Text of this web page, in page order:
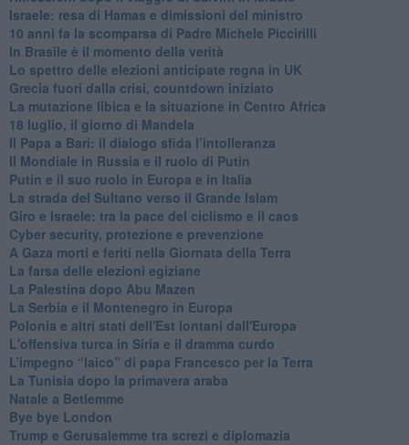
Israele: resa di Hamas e dimissioni del ministro
10 anni fa la scomparsa di Padre Michele Piccirilli
In Brasile è il momento della verità
Lo spettro delle elezioni anticipate regna in UK
Grecia fuori dalla crisi, countdown iniziato
La mutazione libica e la situazione in Centro Africa
18 luglio, il giorno di Mandela
Il Papa a Bari: il dialogo sfida l’intolleranza
Il Mondiale in Russia e il ruolo di Putin
Putin e il suo ruolo in Europa e in Italia
La strada del Sultano verso il Grande Islam
Giro e Israele: tra la pace del ciclismo e il caos
Cyber security, protezione e prevenzione
A Gaza morti e feriti nella Giornata della Terra
La farsa delle elezioni egiziane
La Palestina dopo Abu Mazen
La Serbia e il Montenegro in Europa
Polonia e altri stati dell'Est lontani dall'Europa
L'offensiva turca in Siria e il dramma curdo
L’impegno “laico” di papa Francesco per la Terra
La Tunisia dopo la primavera araba
Natale a Betlemme
Bye bye London
Trump e Gerusalemme tra screzi e diplomazia